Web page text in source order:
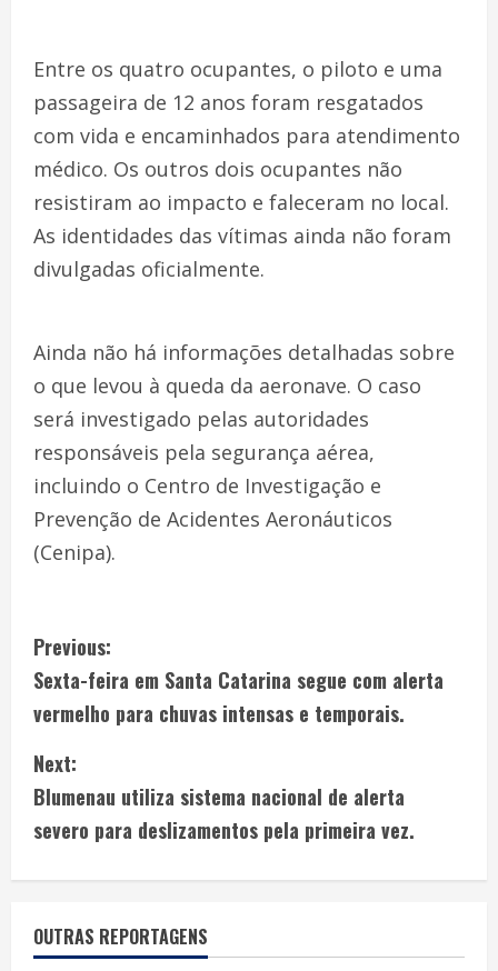
Entre os quatro ocupantes, o piloto e uma
passageira de 12 anos foram resgatados
com vida e encaminhados para atendimento
médico. Os outros dois ocupantes não
resistiram ao impacto e faleceram no local.
As identidades das vítimas ainda não foram
divulgadas oficialmente.
Ainda não há informações detalhadas sobre
o que levou à queda da aeronave. O caso
será investigado pelas autoridades
responsáveis pela segurança aérea,
incluindo o Centro de Investigação e
Prevenção de Acidentes Aeronáuticos
(Cenipa).
Previous:
Sexta-feira em Santa Catarina segue com alerta
vermelho para chuvas intensas e temporais.
Next:
Blumenau utiliza sistema nacional de alerta
severo para deslizamentos pela primeira vez.
OUTRAS REPORTAGENS